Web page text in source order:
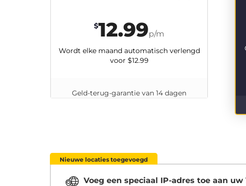
$12.99p/m
Wordt elke maand automatisch verlengd
voor $12.99
Geld-terug-garantie van 14 dagen
Nieuwe locaties toegevoegd
Voeg een speciaal IP-adres toe aan uw